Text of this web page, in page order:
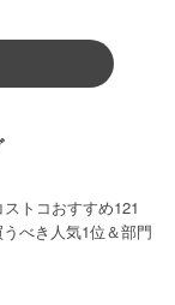
ストコおすすめ121
べき人気1位＆部門